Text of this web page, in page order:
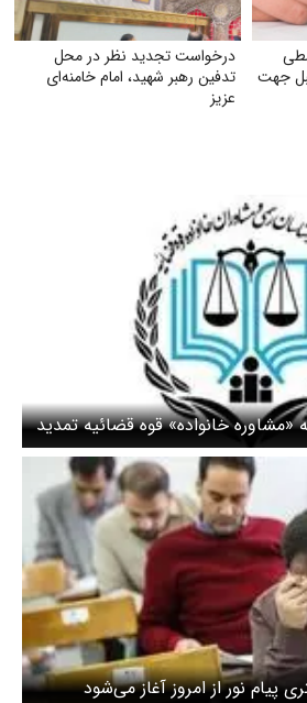
جهت
درخواست تجدید نظر در محل
تدفین رهبر شهید، امام خامنه‌ای
عزیز
«مشاوره خانواده» قوه قضائیه تمدید
پیام نور از امروز آغاز می‌شود